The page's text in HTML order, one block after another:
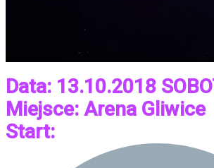
Data: 13.10.2018
Miejsce: Arena Gliwice
Start: